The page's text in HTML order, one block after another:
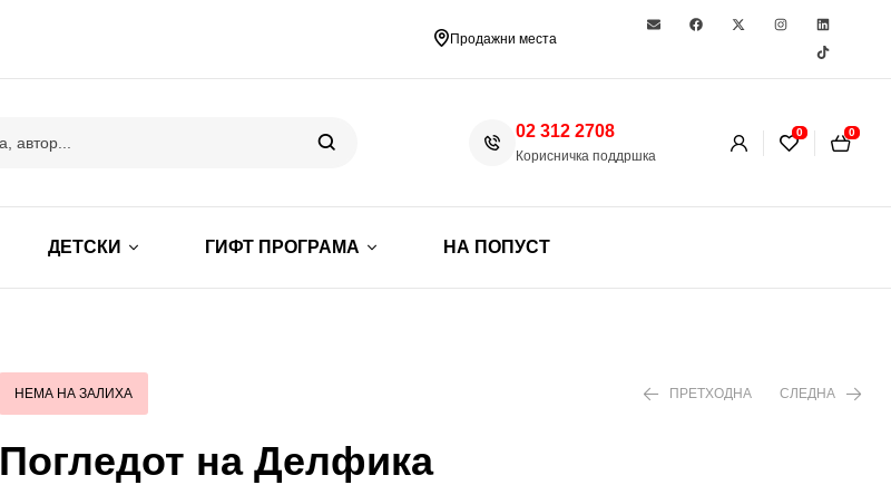
Продажни места
02 312 2708
Корисничка поддршка
0 0
ДЕТСКИ ГИФТ ПРОГРАМА НА ПОПУСТ
НЕМА НА ЗАЛИХА ПРЕТХОДНА СЛЕДНА
Погледот на Делфика